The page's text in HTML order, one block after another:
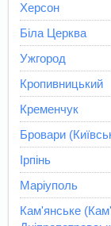
Херсон
Біла Церква
Ужгород
Кропивницький
Кременчук
Бровари
Ірпінь
Маріуполь
Кам'янське